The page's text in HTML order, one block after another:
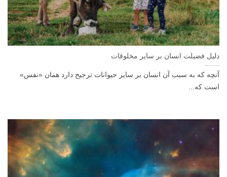
دلیل فضیلت انسان بر سایر مخلوقات
آنچه که به سبب آن انسان بر سایر حیوانات ترجیح دارد همان «نفس»
است که...